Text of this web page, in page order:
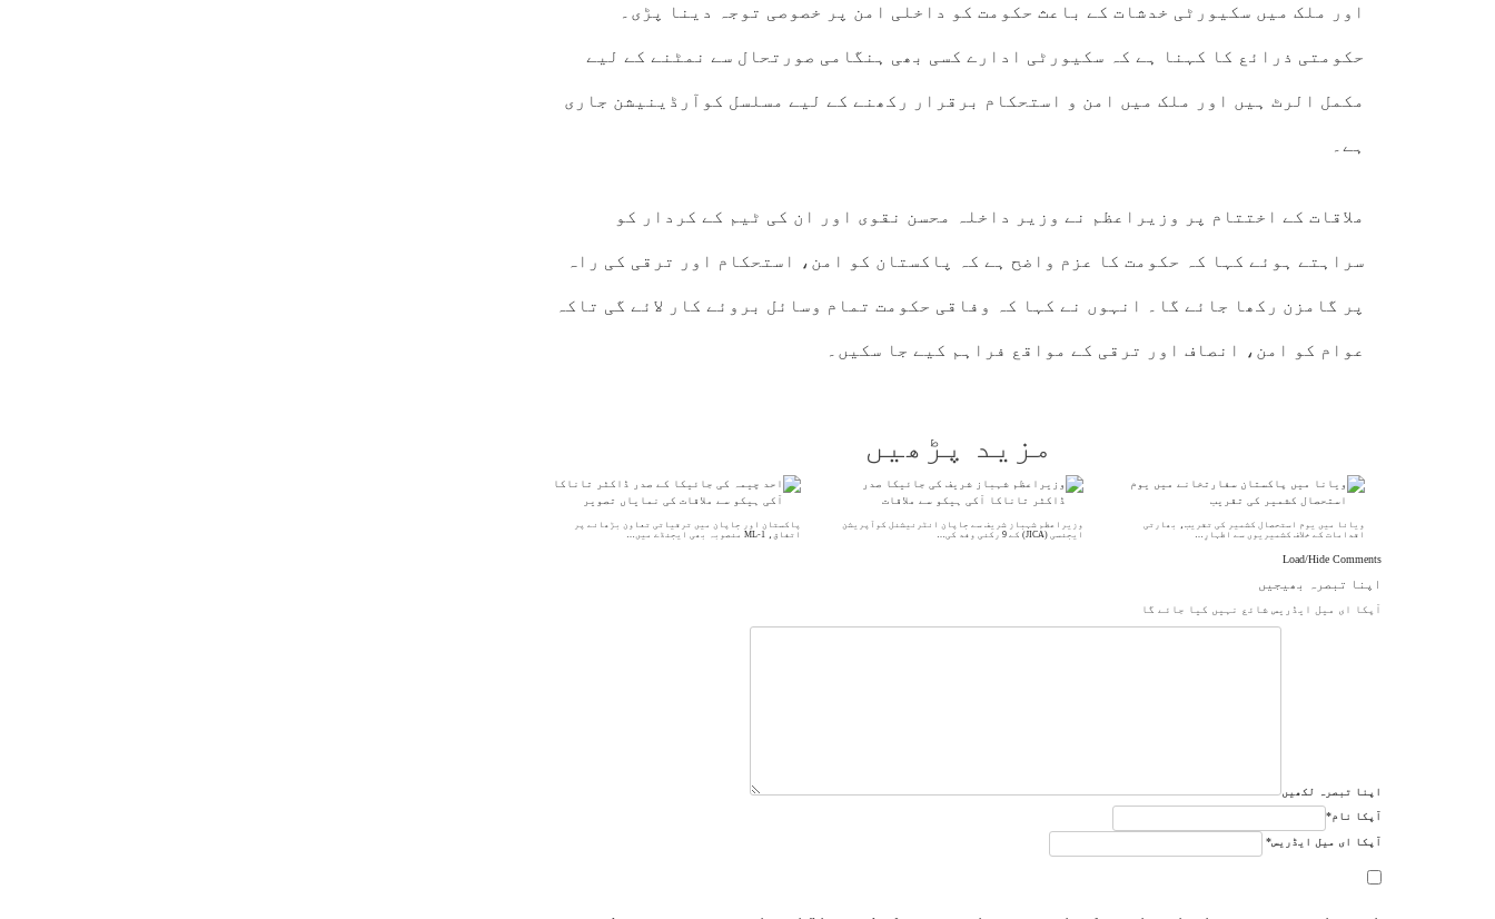
اور ملک میں سکیورٹی خدشات کے باعث حکومت کو داخلی امن پر خصوصی توجہ دینا پڑی۔
حکومتی ذرائع کا کہنا ہے کہ سکیورٹی ادارے کسی بھی ہنگامی صورتحال سے نمٹنے کے لیے
مکمل الرٹ ہیں اور ملک میں امن و استحکام برقرار رکھنے کے لیے مسلسل کوآرڈینیشن جاری
ہے۔
ملاقات کے اختتام پر وزیراعظم نے وزیر داخلہ محسن نقوی اور ان کی ٹیم کے کردار کو
سراہتے ہوئے کہا کہ حکومت کا عزم واضح ہے کہ پاکستان کو امن، استحکام اور ترقی کی راہ
پر گامزن رکھا جائے گا۔ انہوں نے کہا کہ وفاقی حکومت تمام وسائل بروئے کار لائے گی تاکہ
عوام کو امن، انصاف اور ترقی کے مواقع فراہم کیے جا سکیں۔
مزید پڑھیں
پاکستان اور جاپان میں ترقیاتی تعاون بڑھانے پر
اتفاق، ML-1 منصوبہ بھی ایجنڈے میں…
وزیراعظم شہباز شریف سے جاپان انٹرنیشنل کوآپریشن
ایجنسی (JICA) کے 9 رکنی وفد کی…
ویانا میں یوم استحصال کشمیر کی تقریب، بھارتی
اقدامات کے خلاف کشمیریوں سے اظہارِ…
Load/Hide Comments
اپنا تبصرہ بھیجیں
آپکا ای میل ایڈریس شائع نہیں کیا جائے گا
اپنا تبصرہ لکھیں
آپکا نام*
آپکا ای میل ایڈریس*